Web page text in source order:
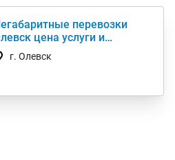
перевозки
цена услуги и
1 км недорого
г. Олевск